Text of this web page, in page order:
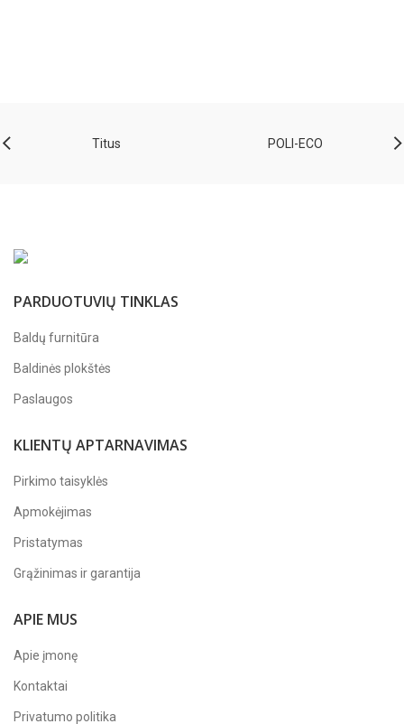
Titus POLI-ECO
PARDUOTUVIŲ TINKLAS
Baldų furnitūra
Baldinės plokštės
Paslaugos
KLIENTŲ APTARNAVIMAS
Pirkimo taisyklės
Apmokėjimas
Pristatymas
Grąžinimas ir garantija
APIE MUS
Apie įmonę
Kontaktai
Privatumo politika